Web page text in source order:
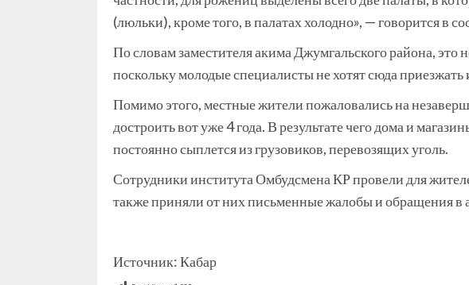
(люльки), кроме того, в палатах холодно», — говорится в
По словам заместителя акима Джумгальского района, это
поскольку молодые специалисты не хотят сюда приезжать
Помимо этого, местные жители пожаловались на
достроить вот уже 4 года. В результате чего дома и
постоянно сыплется из грузовиков, перевозящих уголь.
Сотрудники института Омбудсмена КР провели для
также приняли от них письменные жалобы и обращения
Источник: Кабар